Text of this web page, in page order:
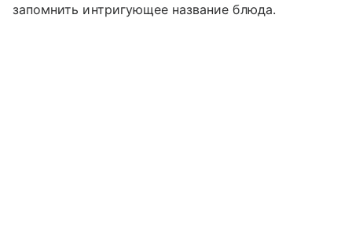
запомнить интригующее название блюда.